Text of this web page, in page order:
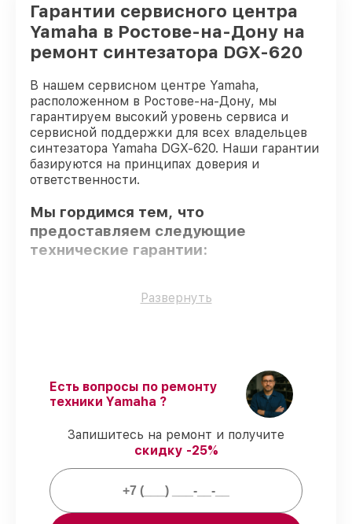
Гарантии сервисного центра
Yamaha в Ростове-на-Дону на
ремонт синтезатора DGX-620
В нашем сервисном центре Yamaha,
расположенном в Ростове-на-Дону, мы
гарантируем высокий уровень сервиса и
сервисной поддержки для всех владельцев
синтезатора Yamaha DGX-620. Наши гарантии
базируются на принципах доверия и
ответственности.
Мы гордимся тем, что
предоставляем следующие
технические гарантии:
Только фирменные комплектующие
проходят обязательное обучение и
ежегодную аттестацию, что
подтверждает их уровень мастерства.
Соблюдение сроков обслуживания
гарантируем завершение работ без
Гарантийное обслуживание–
предоставляем официальное
гарантийное сопровождение после
восстановления.
Развернуть
Есть вопросы по ремонту
техники Yamaha ?
Запишитесь на ремонт и получите
скидку -25%